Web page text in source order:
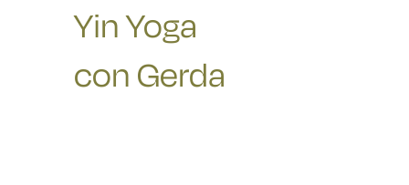
Yin Yoga
con Gerda